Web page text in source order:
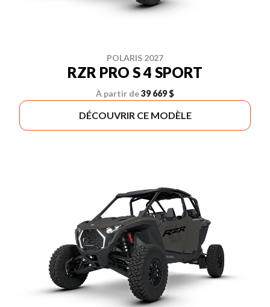
POLARIS 2027
RZR PRO S 4 SPORT
À partir de39 669 $
DÉCOUVRIR CE MODÈLE